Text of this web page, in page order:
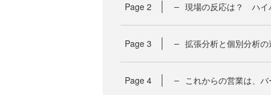
Page 2 現場の反応は？ ハイ
Page 3 拡張分析と個別分析
Page 4 これからの営業は、